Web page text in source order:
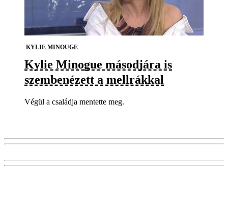
KYLIE MINOUGE
Kylie Minogue másodjára is
szembenézett a mellrákkal
Végül a családja mentette meg.